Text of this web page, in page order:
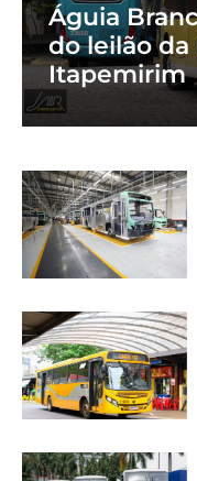
Águia
do leilão da
Itapemirim